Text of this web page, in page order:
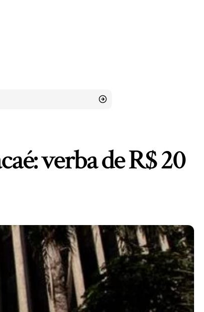
verba de R$ 20